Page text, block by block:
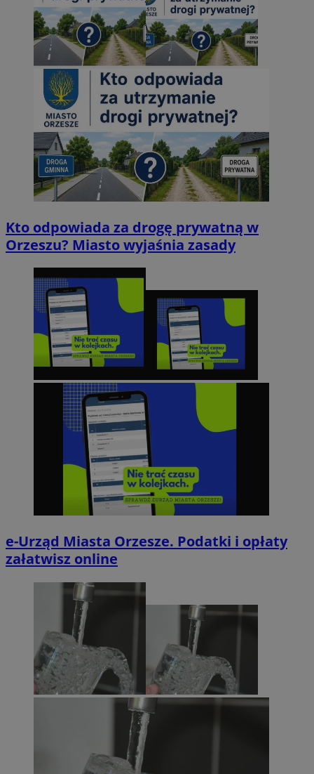
Kto odpowiada za drogę prywatną w
Orzeszu? Miasto wyjaśnia zasady
e-Urząd Miasta Orzesze. Podatki i opłaty
załatwisz online